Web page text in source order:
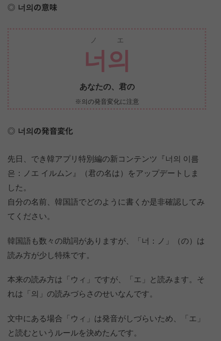
너의の意味
너의
ノエ
あなたの、君の
※의の発音変化に注意
너의の発音変化
先日、でき韓アプリ特別編の新コンテンツ『너의 이름
은：ノエ イルムン』（君の名は）をアップデートしま
した。
自分の名前、韓国語でどのように書くか是非確認してみ
てください。
韓国語も数々の助詞がありますが、「너：ノ」（の）は
読み方が少し特殊です。
本来の読み方は「ウィ」ですが、「エ」と読みます。そ
れは「의」の読みづらさのせいなんです。
文中にある場合「ウィ」は発音がしづらいため、「エ」
と読むというルールを決めたんです。